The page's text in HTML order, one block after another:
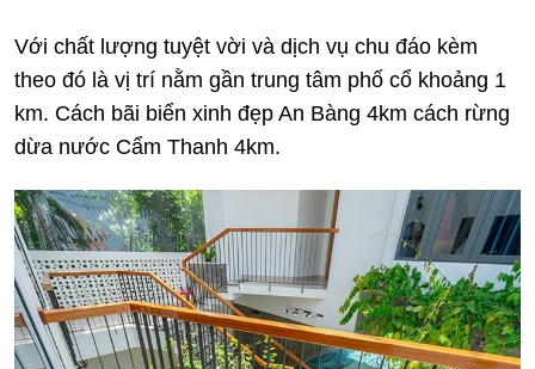
Với chất lượng tuyệt vời và dịch vụ chu đáo kèm
theo đó là vị trí nằm gần trung tâm phố cổ khoảng 1
km. Cách bãi biển xinh đẹp An Bàng 4km cách rừng
dừa nước Cẩm Thanh 4km.